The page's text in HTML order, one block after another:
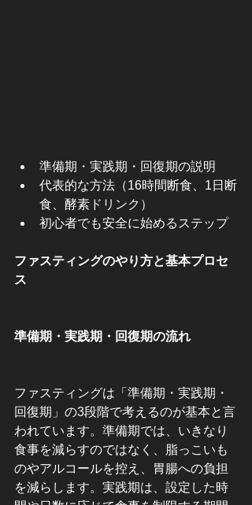
準備期・実践期・回復期の説明
代表的な方法（16時間断食、1日断
食、酵素ドリンク）
初心者でも安全に始めるステップ
ファスティングのやり方と基本プロセ
ス
準備期・実践期・回復期の流れ
ファスティングは「準備期・実践期・
回復期」の3段階で考えるのが基本と言
われています。準備期では、いきなり
食事を減らすのではなく、脂っこいも
のやアルコールを控え、胃腸への負担
を減らします。実践期は、設定した時